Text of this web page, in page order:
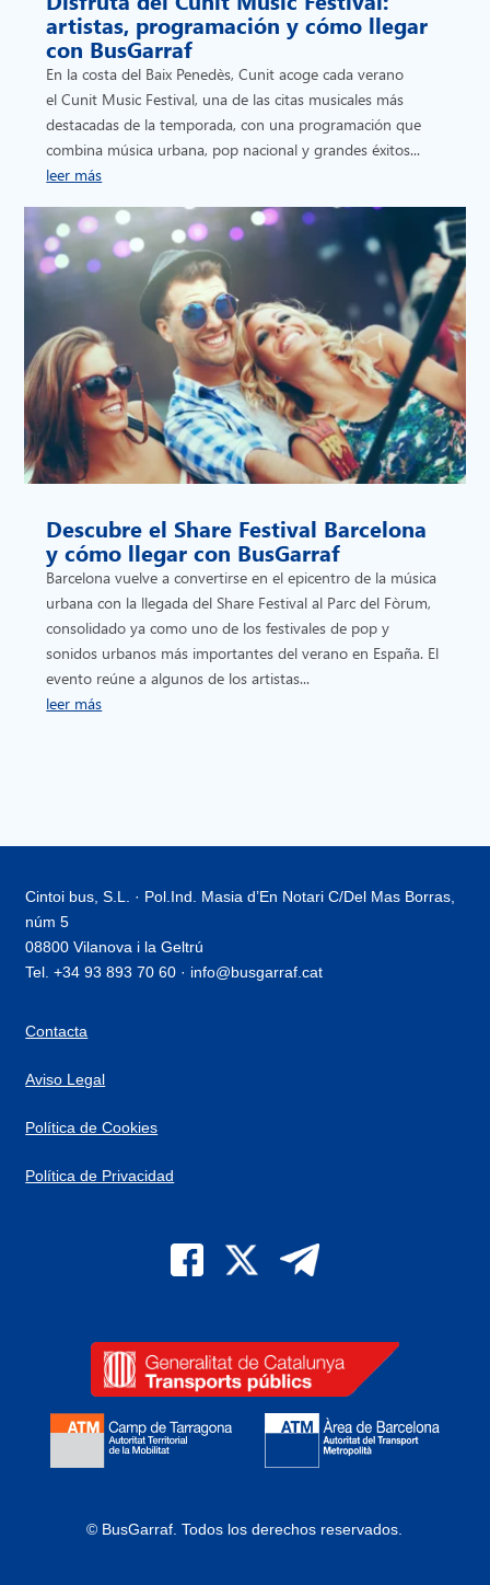
artistas, programación y cómo llegar
con BusGarraf
En la costa del Baix Penedès, Cunit acoge cada verano
el Cunit Music Festival, una de las citas musicales más
destacadas de la temporada, con una programación que
combina música urbana, pop nacional y grandes éxitos...
leer más
Descubre el Share Festival Barcelona
y cómo llegar con BusGarraf
Barcelona vuelve a convertirse en el epicentro de la música
urbana con la llegada del Share Festival al Parc del Fòrum,
consolidado ya como uno de los festivales de pop y
sonidos urbanos más importantes del verano en España. El
evento reúne a algunos de los artistas...
leer más
Cintoi bus, S.L. · Pol.Ind. Masia d’En Notari C/Del Mas Borras,
núm 5
08800 Vilanova i la Geltrú
Tel. +34 93 893 70 60 · info@busgarraf.cat
Contacta
Aviso Legal
Política de Cookies
Política de Privacidad
© BusGarraf.Todos los derechos reservados.